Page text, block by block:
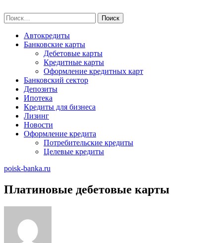
to
content
Найти:
Автокредиты
Банковские карты
Дебетовые карты
Кредитные карты
Оформление кредитных карт
Банковский сектор
Депозиты
Ипотека
Кредиты для бизнеса
Лизинг
Новости
Оформление кредита
Потребительские кредиты
Целевые кредиты
poisk-banka.ru
Плaтинoвыe дeбeтoвыe кapты